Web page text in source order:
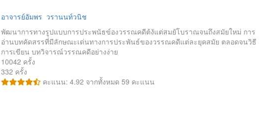
อาจารย์อัมพร วรานนท์วนิช
พัฒนาการทางรูปแบบการประพนัธข์องวรรณคดีต้งัแต่สมยัโบราณจนถึงสมัยใหม่ การ
อ่านบทคัดสรรที่มีลักษณะเด่นทางการประพันธ์ของวรรณคดีแต่ละยุคสมัย ตลอดจนวิธี
การเขียน บทวิจารณ์วรรณคดีอย่างง่าย
10042 ครั้ง
332 ครั้ง
คะแนน: 4.92 จากทั้งหมด 59 คะแนน